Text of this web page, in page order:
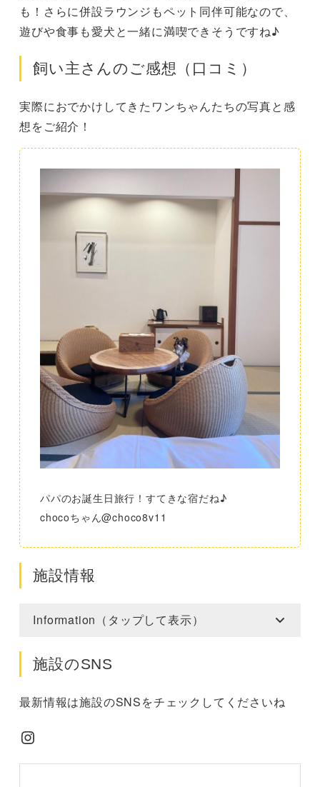
も！さらに併設ラウンジもペット同伴可能なので、
遊びや食事も愛犬と一緒に満喫できそうですね♪
飼い主さんのご感想（口コミ）
実際におでかけしてきたワンちゃんたちの写真と感
想をご紹介！
パパのお誕生日旅行！すてきな宿だね♪
chocoちゃん@choco8v11
施設情報
Information（タップして表示）
施設のSNS
最新情報は施設のSNSをチェックしてくださいね
Instagram